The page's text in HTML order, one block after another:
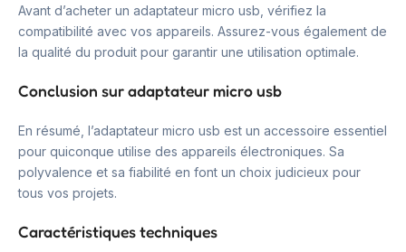
Avant d’acheter un adaptateur micro usb, vérifiez la
compatibilité avec vos appareils. Assurez-vous également de
la qualité du produit pour garantir une utilisation optimale.
Conclusion sur adaptateur micro usb
En résumé, l’adaptateur micro usb est un accessoire essentiel
pour quiconque utilise des appareils électroniques. Sa
polyvalence et sa fiabilité en font un choix judicieux pour
tous vos projets.
Caractéristiques techniques